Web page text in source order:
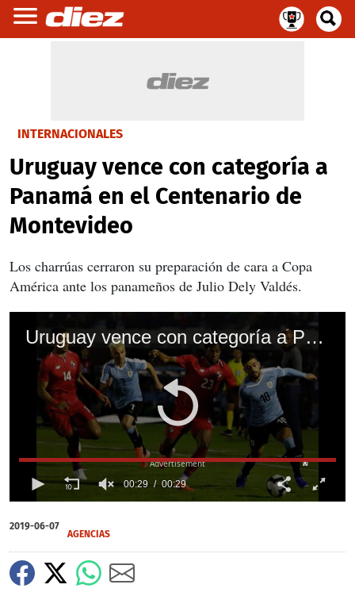
INTERNACIONALES
Uruguay vence con categoría a
Panamá en el Centenario de
Montevideo
Los charrúas cerraron su preparación de cara a Copa
América ante los panameños de Julio Dely Valdés.
Uruguay vence con categoría a Panamá en el Centenario de Montevideo
of
29
00:29 00:29
X
2019-06-07
AGENCIAS